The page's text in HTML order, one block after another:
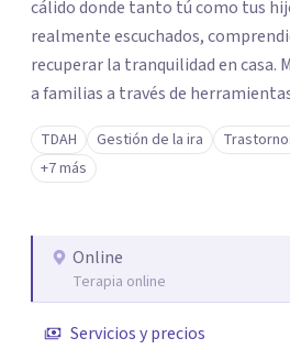
cálido donde tanto tú como tus
realmente escuchados,
recuperar la tranquilidad en casa. Me especializo en guiar
a familias a través de
adaptadas a la edad de cada
etiquetas y los tecnicismos. Mi
centra en entender las emociones
necesaria para superar sus retos y
comunicación entre ustedes. Acompaño a niños y
adolescentes que están lidiando
timidez, la rebeldía o dificultades
TDAH Gestión de la ira
+7 más
Online
Terapia online
Servicios y precios